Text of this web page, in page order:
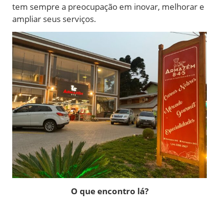
tem sempre a preocupação em inovar, melhorar e
ampliar seus serviços.
O que encontro lá?